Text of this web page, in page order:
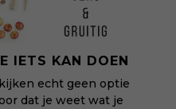
IETS KAN DOEN
echt geen optie
dat je weet wat je